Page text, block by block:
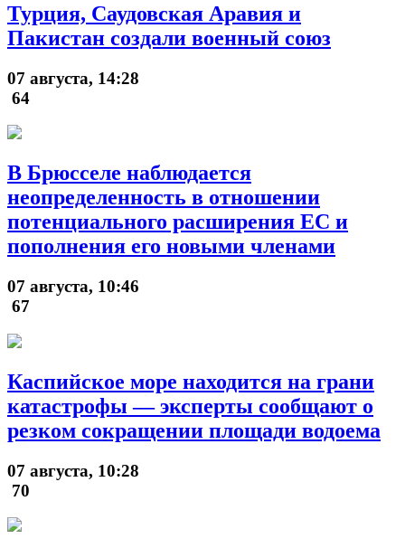
Турция, Саудовская Аравия и
Пакистан создали военный союз
07 августа, 14:28
64
В Брюсселе наблюдается
неопределенность в отношении
потенциального расширения ЕС и
пополнения его новыми членами
07 августа, 10:46
67
Каспийское море находится на грани
катастрофы — эксперты сообщают о
резком сокращении площади водоема
07 августа, 10:28
70